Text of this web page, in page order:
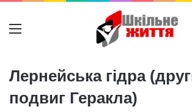
Меню
Лернейська гідра
подвиг Геракла)